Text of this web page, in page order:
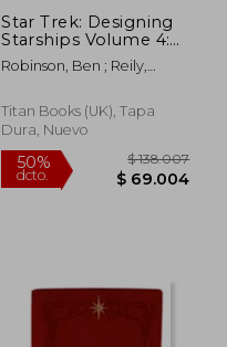
Star Trek: Designing
Starships Volume 4:
Discovery (en Inglés)
Robinson, Ben ; Reily,
Titan Books (UK), Tapa
Dura, Nuevo